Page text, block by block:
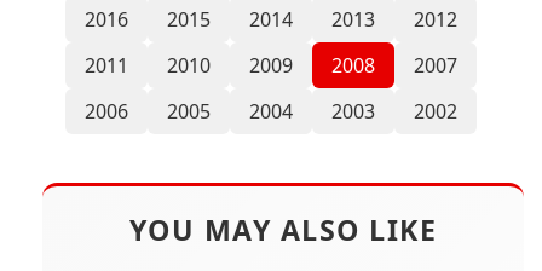
2016
2015 2014 2013
2012
2011
2010 2009 2008
2007
2006
2005 2004 2003 2002
YOU MAY ALSO LIKE